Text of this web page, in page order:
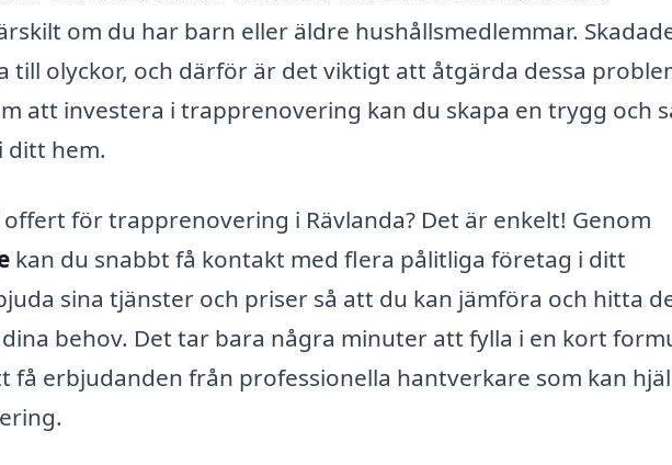
om du har barn eller äldre hushållsmedlemmar.
till olyckor, och därför är det viktigt att åtgärda dessa
att investera i trapprenovering kan du skapa en trygg och
ditt hem.
för trapprenovering i Rävlanda? Det är enkelt! Genom
kan du snabbt få kontakt med flera pålitliga företag i ditt
sina tjänster och priser så att du kan jämföra och hitta
behov. Det tar bara några minuter att fylla i en kort
få erbjudanden från professionella hantverkare som kan